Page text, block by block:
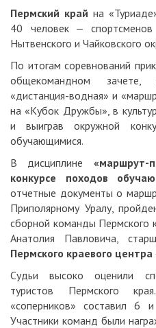
Пермский край на
40 человек ‒ спортсменов
Нытвенского и Чайковского
По итогам соревнований
общекомандном
«дистанция-водная» и
на «Кубок Дружбы», в
и выиграв окружной
обучающимися.
В дисциплине «маршрут-
конкурсе походов
отчетные документы о
Приполярному Уралу,
сборной команды Пермского
Анатолия Павловича,
Пермского краевого
Судьи высоко оценили
туристов Пермского
«соперников» составил 6
Участники команд были